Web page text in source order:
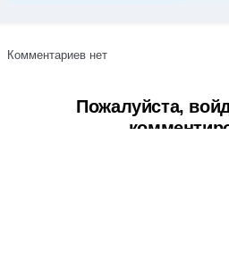
Комментариев нет
Пожалуйста,